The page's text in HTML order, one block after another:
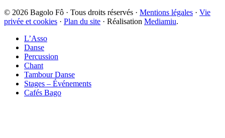
© 2026 Bagolo Fô · Tous droits réservés · Mentions légales · Vie
privée et cookies · Plan du site · Réalisation Mediamiu.
L’Asso
Danse
Percussion
Chant
Tambour Danse
Stages – Événements
Cafés Bago